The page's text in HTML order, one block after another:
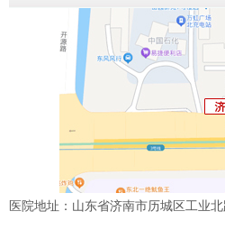
医院地址：山东省济南市历城区工业北